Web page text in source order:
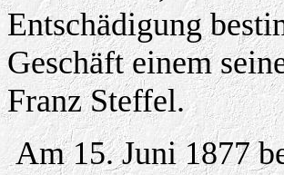
Entschädigung
Geschäft einem
Franz Steffel.
Am 15. Juni 1877